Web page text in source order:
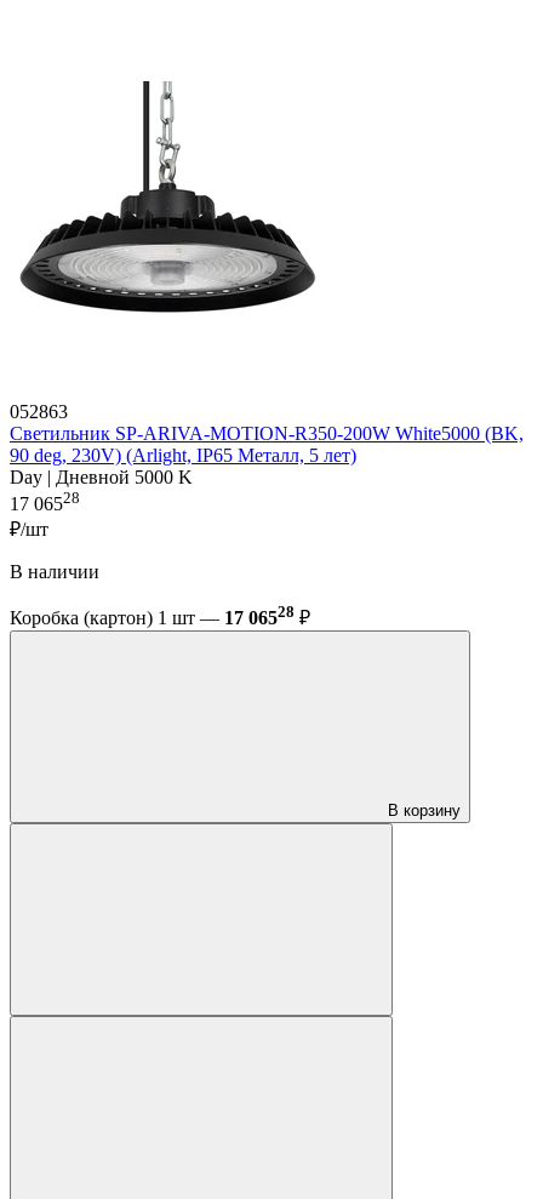
052863
Светильник SP-ARIVA-MOTION-R350-200W White5000 (BK,
90 deg, 230V) (Arlight, IP65 Металл, 5 лет)
Day | Дневной 5000 K
17 06528
₽/шт
В наличии
Коробка (картон) 1 шт — 17 06528 ₽
В корзину